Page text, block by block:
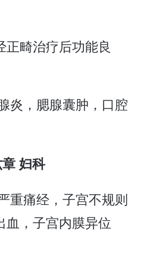
正畸治疗后功能良
炎，腮腺囊肿，口腔
妇科
重痛经，子宫不规则
血，子宫内膜异位